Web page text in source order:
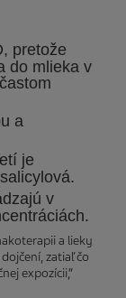
pretože
do mlieka v
a
je
v
a lieky
zatiaľ čo
expozícii,“